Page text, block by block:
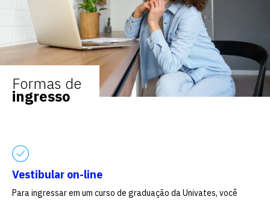
Formas de
ingresso
Vestibular on-line
Para ingressar em um curso de graduação da Univates, você